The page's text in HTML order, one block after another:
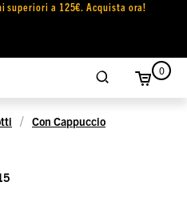
superiori a 125€. Acquista ora!
0
Con Cappuccio